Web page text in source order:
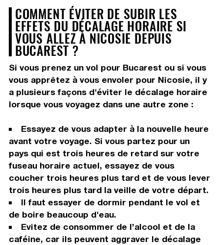
COMMENT ÉVITER DE SUBIR LES
EFFETS DU DÉCALAGE HORAIRE SI
VOUS ALLEZ À NICOSIE DEPUIS
BUCAREST ?
Si vous prenez un vol pour Bucarest ou si vous
vous apprêtez à vous envoler pour Nicosie, il y
a plusieurs façons d'éviter le décalage horaire
lorsque vous voyagez dans une autre zone :
Essayez de vous adapter à la nouvelle heure
avant votre voyage. Si vous partez pour un
pays qui est trois heures de retard sur votre
fuseau horaire actuel, essayez de vous
coucher trois heures plus tard et de vous lever
trois heures plus tard la veille de votre départ.
Il faut essayer de dormir pendant le vol et
de boire beaucoup d'eau.
Evitez de consommer de l’alcool et de la
caféine, car ils peuvent aggraver le décalage